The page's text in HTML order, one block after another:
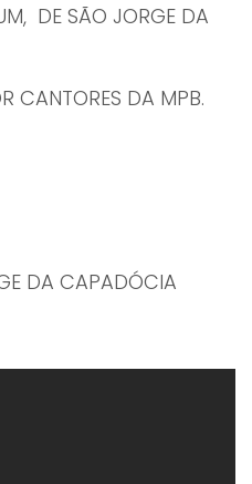
DE SÃO JORGE DA
CANTORES DA MPB.
DA CAPADÓCIA